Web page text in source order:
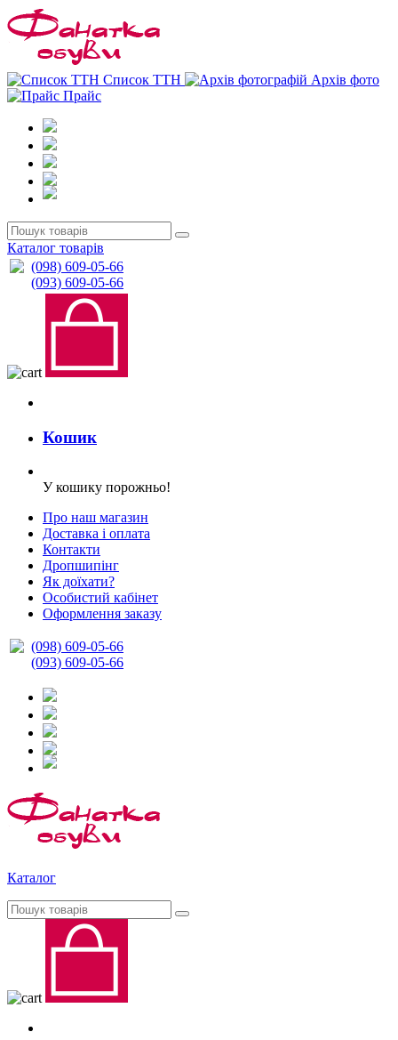
Список ТТН
Архів фото
Прайс
Каталог товарів
(098) 609-05-66
(093) 609-05-66
Кошик
У кошику порожньо!
Про наш магазин
Доставка і оплата
Контакти
Дропшипінг
Як доїхати?
Особистий кабінет
Оформлення заказу
(098) 609-05-66
(093) 609-05-66
Каталог